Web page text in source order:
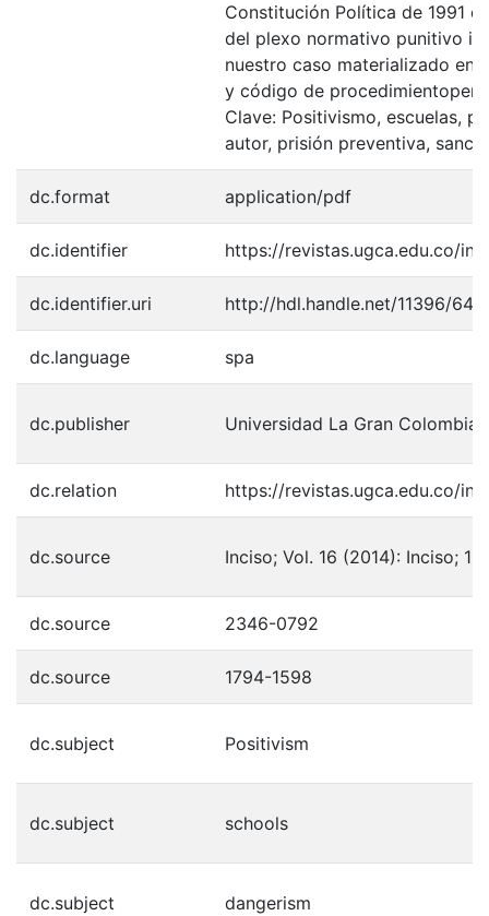
Constitución Política de 1991
del plexo normativo punitivo
nuestro caso materializado en
y código de
Clave: Positivismo, escuelas,
autor, prisión preventiva,
dc.format application/pdf
dc.identifier https://revistas.ugca.edu.co/
dc.identifier.uri http://hdl.handle.net/11396/
dc.language spa
dc.publisher Universidad La Gran Colombia
dc.relation https://revistas.ugca.edu.co/
dc.source Inciso; Vol. 16 (2014): Inciso;
dc.source 2346-0792
dc.source 1794-1598
dc.subject Positivism
dc.subject schools
dc.subject dangerism